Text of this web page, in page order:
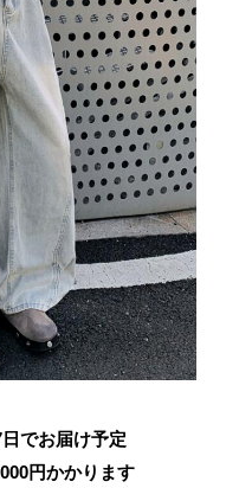
でお届け予定
円かかります